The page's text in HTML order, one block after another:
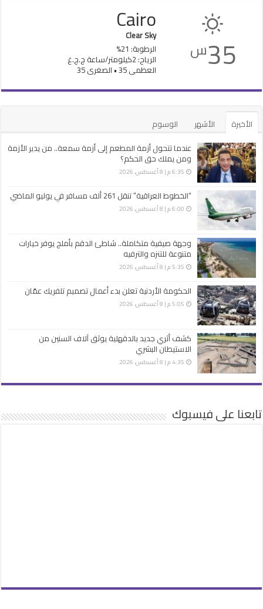
35س
Cairo
Clear Sky
الرطوبة: 21%
الرياح: 2كيلومتر/ساعة ج.ج.غ
العظمى 35 • الصغرى 35
الأخيرة الأشهر
الوسوم
عندما تتحول أزمة المطعم إلى أزمة سمعة.. من يدير الأزمة
ومن يملك حق الحكم؟
6:35 م | 8 أغسطس، 2026
“الخطوط العراقية” تنقل 261 ألف مسافر في يوليو الماضي
6:00 م | 8 أغسطس، 2026
وجهة صيفية متكاملة.. شاطئ الدقم بأملج يوفر خيارات
متنوعة للتنزه والترفيه
5:35 م | 8 أغسطس، 2026
الحكومة الأردنية تعلن بدء أعمال تصميم تلفريك عمّان
5:05 م | 8 أغسطس، 2026
كشف أثري جديد بالدقهلية يوثق آلاف السنين من
الاستيطان البشري
4:35 م | 8 أغسطس، 2026
تابعنا على فيسبوك